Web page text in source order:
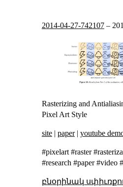
2014-04-27-742107–
Rasterizing and
Pixel Art Style
site| paper| youtube
#pixelart #raster
#research #paper #video
բնօրինակ